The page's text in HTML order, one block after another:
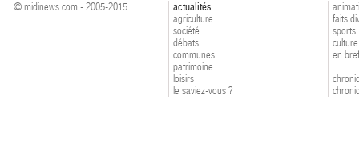
© midinews.com - 2005-2015
actualités
agriculture
société
débats
communes
patrimoine
loisirs
le saviez-vous ?
faits
sports
culture
en bref